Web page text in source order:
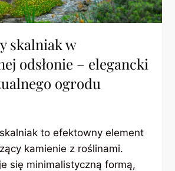
skalniak w
odsłonie – elegancki
ogrodu
to efektowny element
kamienie z roślinami.
się minimalistyczną formą,